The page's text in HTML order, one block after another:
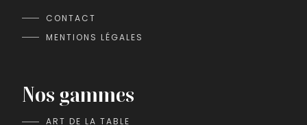
CONTACT
MENTIONS LÉGALES
Nos gammes
ART DE LA TABLE